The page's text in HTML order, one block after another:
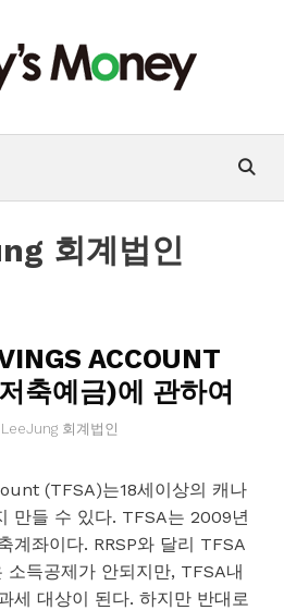
회계법인
ACCOUNT
축예금)에 관하여
LeeJung 회계법인
(TFSA)는18세이상의 캐나
만들 수 있다. TFSA는 2009년
계좌이다. RRSP와 달리 TFSA
소득공제가 안되지만, TFSA내
세 대상이 된다. 하지만 반대로